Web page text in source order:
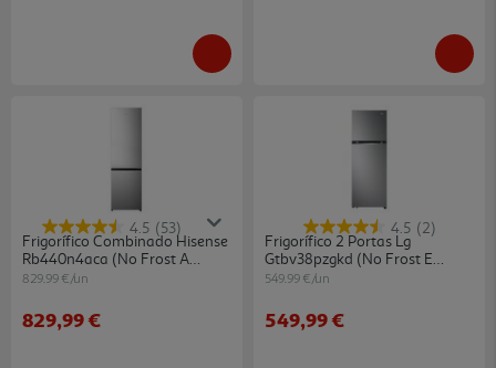
4.5 (53)
Frigorífico Combinado Hisense
Rb440n4aca (no Frost A
201.7cm 336l Inox)
829.99 €/un
829,99 €
4.5 (2)
Frigorífico 2 Portas Lg
Gtbv38pzgkd (no Frost E
172cm 335l Cinzento)
549.99 €/un
549,99 €